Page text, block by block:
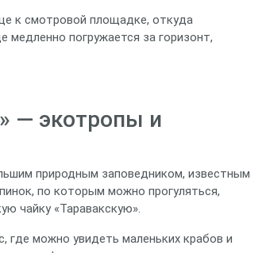
к смотровой площадке, откуда
погружается за горизонт,
— экотропы и
природным заповедником, известным
по которым можно прогуляться,
чайку «Таравакскую».
где можно увидеть маленьких крабов и